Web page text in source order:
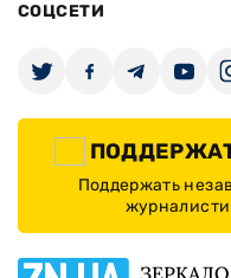
СОЦСЕТИ
Поддержать